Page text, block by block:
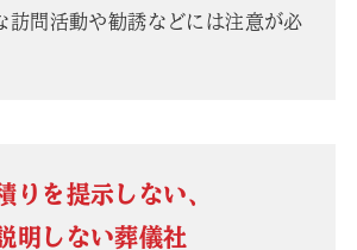
訪問活動や勧誘などには注意が必
りを提示しない、
明しない葬儀社